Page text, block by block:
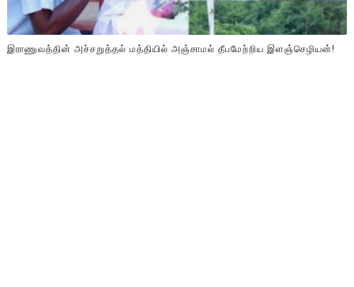
இராணுவத்தின் அச்சறுத்தல் மத்தியில் அஞ்சாமல் தீபமேற்றிய இளஞ்செழியன்!